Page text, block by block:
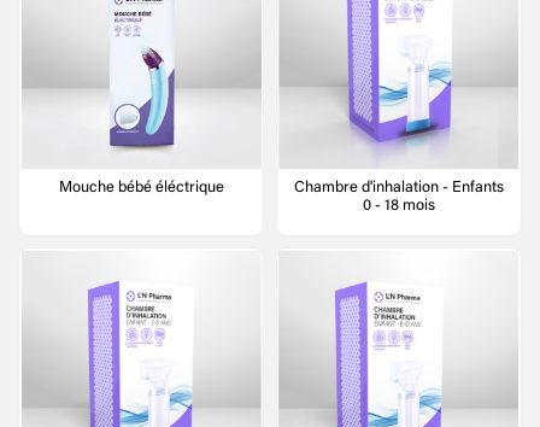
Mouche bébé éléctrique
Chambre d'inhalation - Enfants
0 - 18 mois